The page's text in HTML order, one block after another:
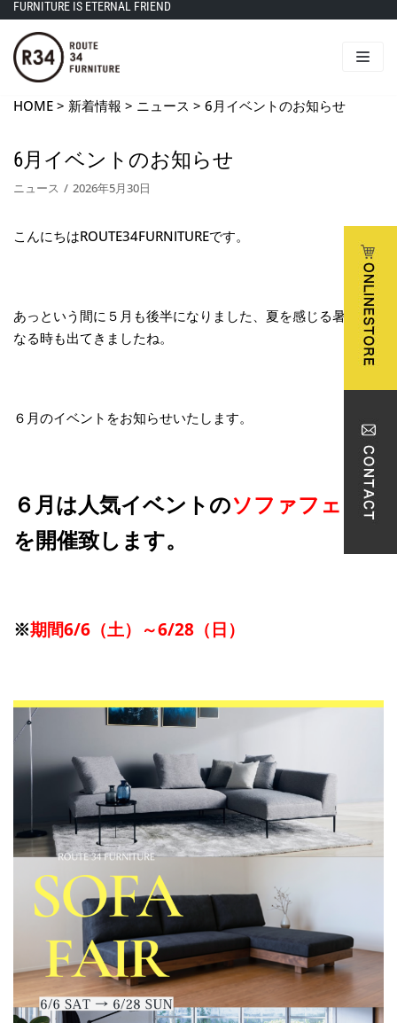
コ
ン
テ
ン
ツ
ス
キ
ッ
FURNITURE IS ETERNAL FRIEND
HOME > 新着情報 > ニュース > 6月イベントのお知らせ
6月イベントのお知らせ
ニュース 2026年5月30日
こんにちはROUTE34FURNITUREです。
あっという間に５月も後半になりました、夏を感じる暑さに
なる時も出てきましたね。
６月のイベントをお知らせいたします。
６月は人気イベントのソファフェア
を開催致します。
※期間6/6（土）～6/28（日）